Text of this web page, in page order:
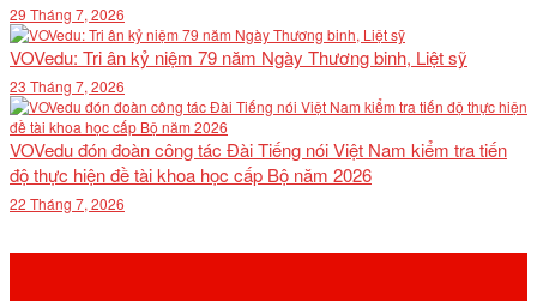
29 Tháng 7, 2026
VOVedu: Tri ân kỷ niệm 79 năm Ngày Thương binh, Liệt sỹ
23 Tháng 7, 2026
VOVedu đón đoàn công tác Đài Tiếng nói Việt Nam kiểm tra tiến
độ thực hiện đề tài khoa học cấp Bộ năm 2026
22 Tháng 7, 2026